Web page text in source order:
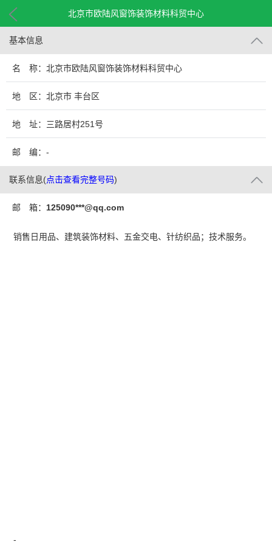
北京市欧陆风窗饰装饰材料科贸中心
基本信息
名 称：北京市欧陆风窗饰装饰材料科贸中心
地 区：北京市 丰台区
地 址：三路居村251号
邮 编：-
联系信息(点击查看完整号码)
邮 箱： 125090***@qq.com
销售日用品、建筑装饰材料、五金交电、针纺织品；技术服务。
-